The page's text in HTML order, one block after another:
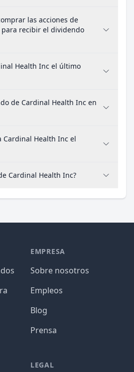
las acciones de
recibir el dividendo
Health Inc el último
de Cardinal Health Inc en
Cardinal Health Inc el
Cardinal Health Inc?
EMPRESA
Sobre nosotros
Empleos
Blog
Prensa
LEGAL